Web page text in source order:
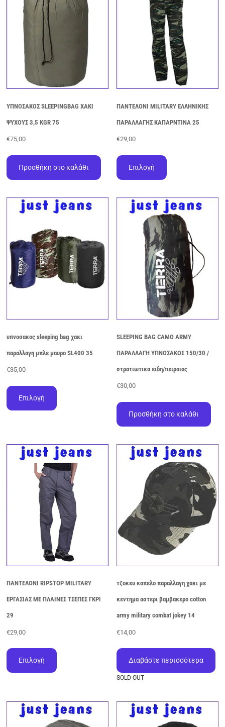
στη
μπορούν
να
επιλεγούν
στη
σελίδα
του
προϊόντος
ΥΠΝΟΣΑΚΟΣ SLEEPINGBAG ΧΑΚΙ
ΨΥΧΟΥΣ 3,5 KGR 75
€75,00
Προσθήκη στο καλάθι
ΠΑΝΤΕΛΟΝΙ MILITARY ΕΛΛΗΝΙΚΗΣ
ΠΑΡΑΛΛΑΓΗΣ ΚΑΠΑΡΝΤΙΝΑ 25
€29,00
Επιλογή
προϊόν
παραλλαγές.
Οι
επιλογές
μπορούν
επιλεγούν
στη
σελίδα
του
προϊόντος
υπνοσακος sleeping bag χακι
παραλλαγη μπλε μαυρο SL400 35
€35,00
Επιλογή
προϊόν
Οι
επιλογές
μπορούν
επιλεγούν
στη
σελίδα
του
προϊόντος
SLEEPING BAG CAMO ARMY
ΠΑΡΑΛΛΑΓΗ ΥΠΝΟΣΑΚΟΣ 150/30 /
στρατιωτικα ειδη/πειραιας
€30,00
Προσθήκη στο καλάθι
ΠΑΝΤΕΛΟΝΙ RIPSTOP MILITARY
ΕΡΓΑΣΙΑΣ ΜΕ ΠΛΑΙΝΕΣ ΤΣΕΠΕΣ ΓΚΡΙ
29
€29,00
Επιλογή
προϊόν
Οι
επιλογές
τζοκευ καπελο παραλλαγη χακι με
κεντημα αστερι βαμβακερο cotton
army military combat jokey 14
€14,00
Διαβάστε περισσότερα
SOLD OUT